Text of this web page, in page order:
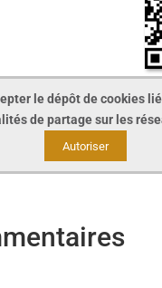
le dépôt de cookies
de partage sur les
Autoriser